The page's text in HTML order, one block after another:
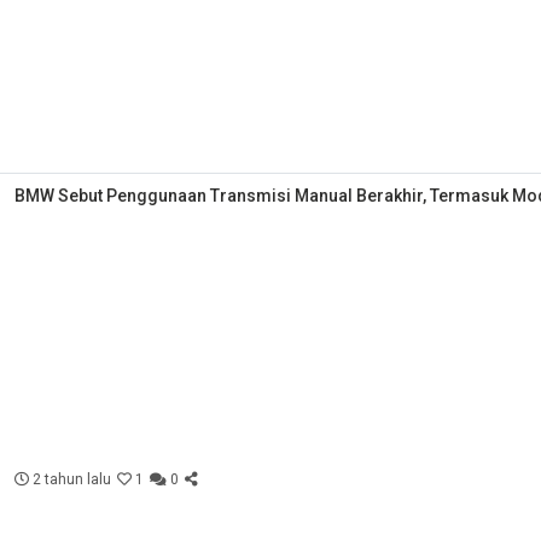
BMW Sebut Penggunaan Transmisi Manual Berakhir, Termasuk
2 tahun lalu 1 0